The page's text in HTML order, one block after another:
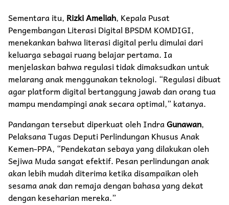
Sementara itu, Rizki Ameliah, Kepala Pusat
Pengembangan Literasi Digital BPSDM KOMDIGI,
menekankan bahwa literasi digital perlu dimulai dari
keluarga sebagai ruang belajar pertama. Ia
menjelaskan bahwa regulasi tidak dimaksudkan untuk
melarang anak menggunakan teknologi. “Regulasi dibuat
agar platform digital bertanggung jawab dan orang tua
mampu mendampingi anak secara optimal,” katanya.
Pandangan tersebut diperkuat oleh IndraGunawan,
Pelaksana Tugas Deputi Perlindungan Khusus Anak
Kemen-PPA, “Pendekatan sebaya yang dilakukan oleh
Sejiwa Muda sangat efektif. Pesan perlindungan anak
akan lebih mudah diterima ketika disampaikan oleh
sesama anak dan remaja dengan bahasa yang dekat
dengan keseharian mereka.”